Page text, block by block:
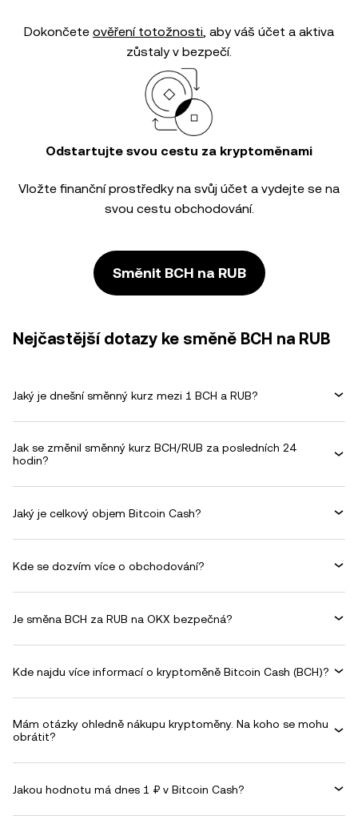
Dokončete ověření totožnosti, aby váš účet a aktiva
zůstaly v bezpečí.
Odstartujte svou cestu za kryptoměnami
Vložte finanční prostředky na svůj účet a vydejte se na
svou cestu obchodování.
Směnit BCH na RUB
Nejčastější dotazy ke směně BCH na RUB
Jaký je dnešní směnný kurz mezi 1 BCH a RUB?
Jak se změnil směnný kurz BCH/RUB za posledních 24
hodin?
Jaký je celkový objem Bitcoin Cash?
Kde se dozvím více o obchodování?
Je směna BCH za RUB na OKX bezpečná?
Kde najdu více informací o kryptoměně Bitcoin Cash (BCH)?
Mám otázky ohledně nákupu kryptoměny. Na koho se mohu
obrátit?
Jakou hodnotu má dnes 1 ₽ v Bitcoin Cash?